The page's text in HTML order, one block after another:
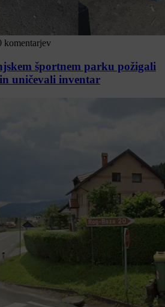
komentarjev
športnem parku požigali
uničevali inventar